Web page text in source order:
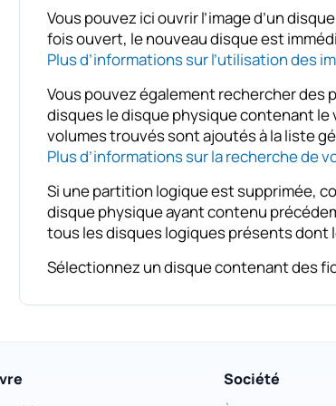
Vous pouvez ici ouvrir l’image d’un
fois ouvert, le nouveau disque est
Plus d’informations sur l’utilisation des
Vous pouvez également rechercher des
disques le disque physique contenant le
volumes trouvés sont ajoutés à la liste
Plus d’informations sur la recherche de
Si une partition logique est supprimée,
disque physique ayant contenu
tous les disques logiques présents dont
Sélectionnez un disque contenant des
Société